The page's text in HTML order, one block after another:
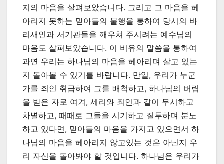
지의 마음을 살펴보았습니다. 그리고 그 마음을 헤
아리지 못하는 맏아들의 불행을 통하여 당시의 바
리새인과 서기관들을 깨우쳐 주시려는 예수님의
마음도 살펴보았습니다. 이 비유의 말씀을 통하여
과연 우리는 하나님의 마음을 헤아리며 살고 있는
지 돌아볼 수 있기를 바랍니다. 만일, 우리가 누군
가를 죄인 취급하여 그를 배척하고, 하나님의 버림
을 받은 자로 여겨, 세리와 죄인과 같이 무시하고
차별하고, 때때로 그들을 시기하고 질투하며 분노
하고 있다면, 맏아들의 마음을 가지고 있으면서 하
나님의 마음을 헤아리지 않고있는 것은 아닌지 우
리 자신을 돌아봐야 할 것입니다. 하나님은 우리가